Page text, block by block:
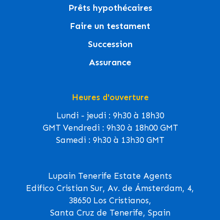
Prêts hypothécaires
Faire un testament
Succession
Assurance
Heures d'ouverture
Lundi - jeudi : 9h30 à 18h30
GMT Vendredi : 9h30 à 18h00 GMT
Samedi : 9h30 à 13h30 GMT
Lupain Tenerife Estate Agents
Edifico Cristian Sur, Av. de Ámsterdam, 4,
38650 Los Cristianos,
Santa Cruz de Tenerife, Spain